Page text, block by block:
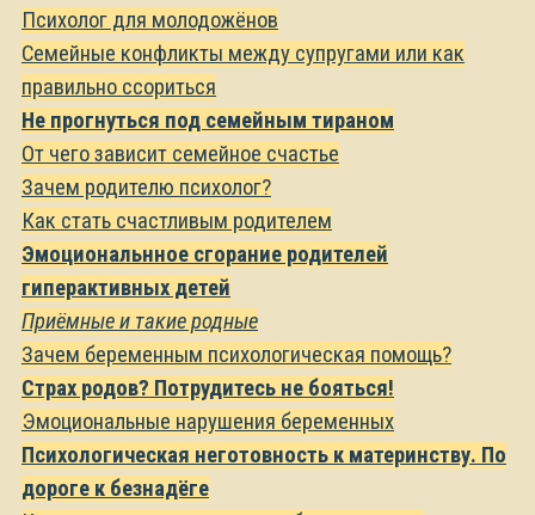
Психолог для молодожёнов
Семейные конфликты между супругами или как
правильно ссориться
Не прогнуться под семейным тираном
От чего зависит семейное счастье
Зачем родителю психолог?
Как стать счастливым родителем
Эмоциональнное сгорание родителей
гиперактивных детей
Приёмные и такие родные
Зачем беременным психологическая помощь?
Страх родов? Потрудитесь не бояться!
Эмоциональные нарушения беременных
Психологическая неготовность к материнству. По
дороге к безнадёге